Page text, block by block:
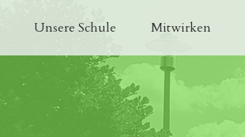
Unsere Schule Mitwirken